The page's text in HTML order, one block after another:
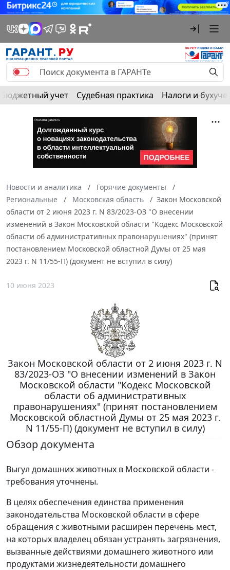
Бюджетный учет Судебная практика Налоги и
Новости и аналитика
Горячие документы
Региональные
Московская область
Закон Московской
области от 2 июня 2023 г. N 83/2023-ОЗ "О внесении
изменений в Закон Московской области "Кодекс Московской
области об административных правонарушениях" (принят
постановлением Московской областной Думы от 25 мая
2023 г. N 11/55-П) (документ не вступил в силу)
10 июня 2023
Закон Московской области от 2 июня 2023 г. N
83/2023-ОЗ "О внесении изменений в Закон
Московской области "Кодекс Московской
области об административных
правонарушениях" (принят постановлением
Московской областной Думы от 25 мая 2023 г.
N 11/55-П) (документ не вступил в силу)
Обзор документа
Выгул домашних животных в Московской области -
требования уточнены.
В целях обеспечения единства применения
законодательства Московской области в сфере
обращения с животными расширен перечень мест,
на которых владелец обязан устранять загрязнения,
вызванные действиями домашнего животного или
продуктами жизнедеятельности домашнего